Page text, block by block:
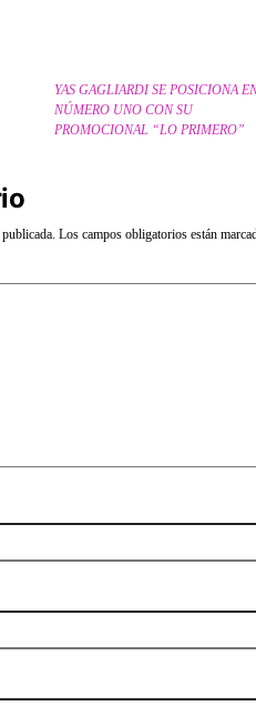
YAS GAGLIARDI SE POSICIONA
NÚMERO UNO CON SU
PROMOCIONAL “LO PRIMERO”
Los campos obligatorios están